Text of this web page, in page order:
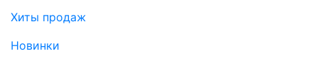
Хиты продаж
Новинки